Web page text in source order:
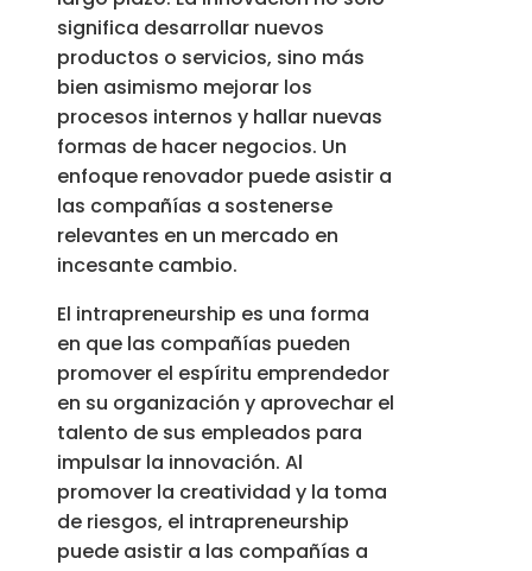
significa desarrollar nuevos
productos o servicios, sino más
bien asimismo mejorar los
procesos internos y hallar nuevas
formas de hacer negocios. Un
enfoque renovador puede asistir a
las compañías a sostenerse
relevantes en un mercado en
incesante cambio.
El intrapreneurship es una forma
en que las compañías pueden
promover el espíritu emprendedor
en su organización y aprovechar el
talento de sus empleados para
impulsar la innovación. Al
promover la creatividad y la toma
de riesgos, el intrapreneurship
puede asistir a las compañías a